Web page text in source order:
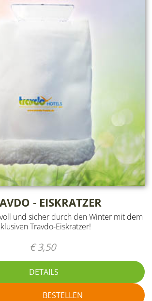
- EISKRATZER
und sicher durch den Winter mit dem
Travdo-Eiskratzer!
€ 3,50
DETAILS
BESTELLEN